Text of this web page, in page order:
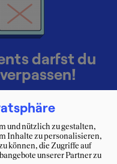
und nützlich zu gestalten,
Inhalte zu personalisieren,
können, die Zugriffe auf
unserer Partner zu
darfst du
persönlich
deinen Weg ins